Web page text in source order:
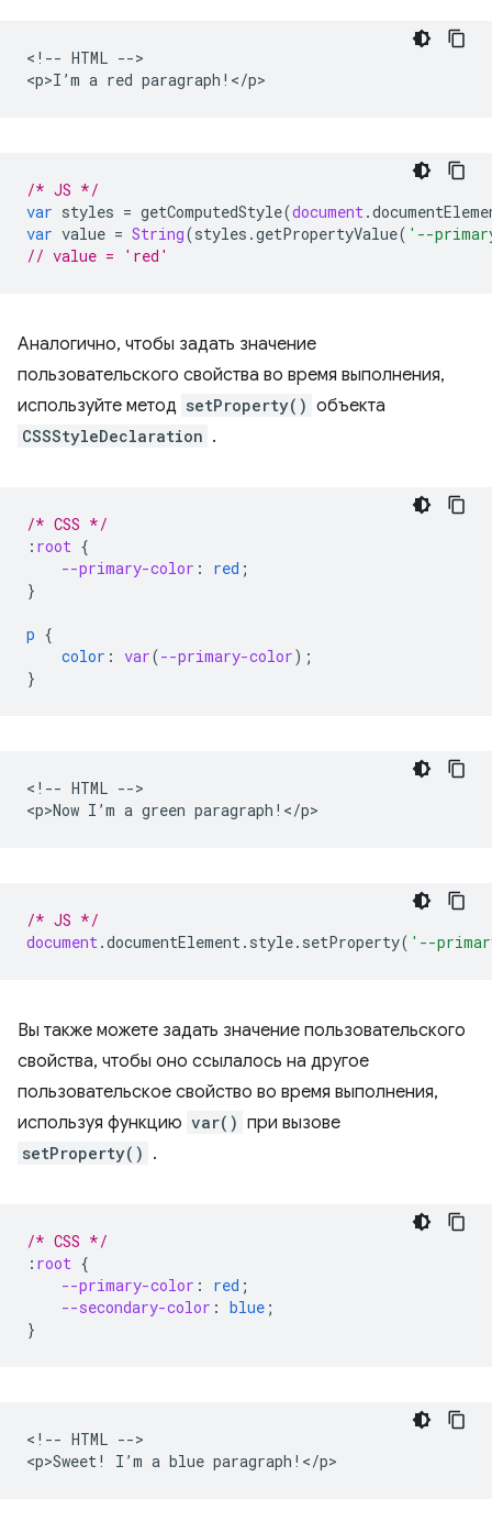
<!-- HTML -->
/* JS */
var styles = getComputedStyle(document.
var value = String(styles .getPropertyValue( '--
// value = 'red'
Аналогично, чтобы задать значение
пользовательского свойства во время выполнения,
используйте метод setProperty() объекта
CSSStyleDeclaration .
/* CSS */
: root {
--primary-color : red ;
}
p {
color : var(--primary-color);
}
<!-- HTML -->
/* JS */
document.documentElement. style. setProperty( '--
Вы также можете задать значение пользовательского
свойства, чтобы оно ссылалось на другое
пользовательское свойство во время выполнения,
используя функцию var() при вызове
setProperty() .
/* CSS */
: root {
--primary-color : red ;
--secondary-color : blue ;
}
<!-- HTML -->